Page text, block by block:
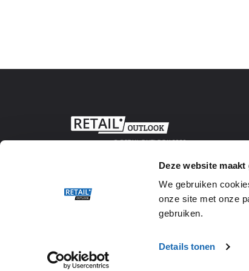
Deze website
We gebruiken
onze site met onze
gebruiken.
Details tonen
© RETAIL OUTLOOK 2020